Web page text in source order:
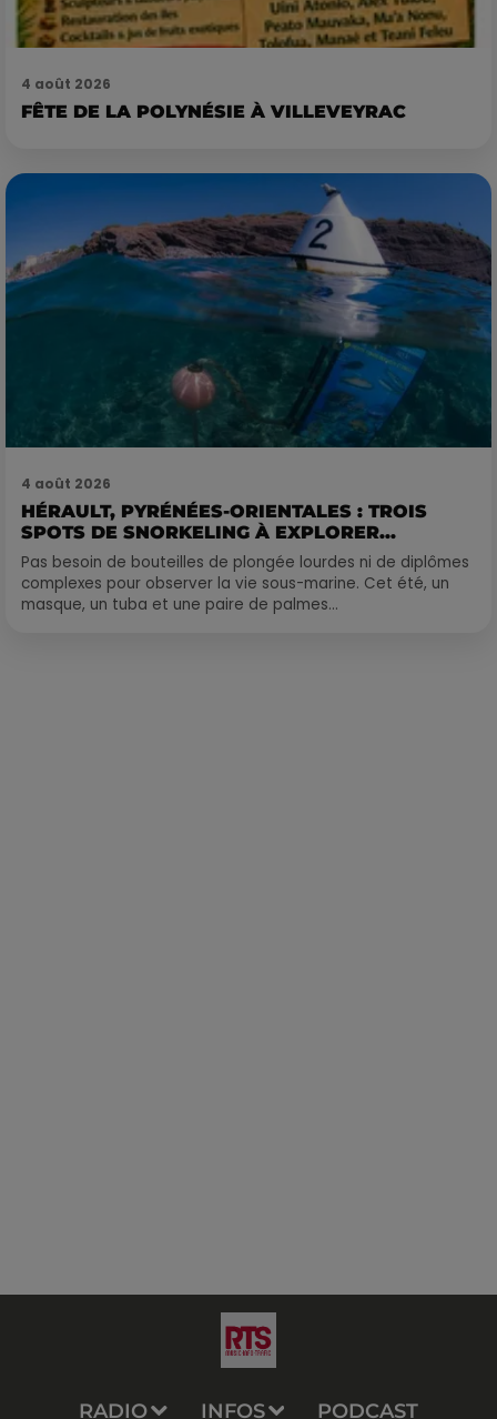
4 août 2026
FÊTE DE LA POLYNÉSIE À VILLEVEYRAC
4 août 2026
HÉRAULT, PYRÉNÉES-ORIENTALES : TROIS
SPOTS DE SNORKELING À EXPLORER...
Pas besoin de bouteilles de plongée lourdes ni de diplômes
complexes pour observer la vie sous-marine. Cet été, un
masque, un tuba et une paire de palmes...
RADIO INFOS PODCAST